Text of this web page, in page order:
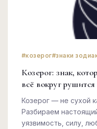
#козерог#знаки
Козерог: знак,
всё вокруг рушится
Козерог — не сухой
Разбираем
уязвимость, силу,